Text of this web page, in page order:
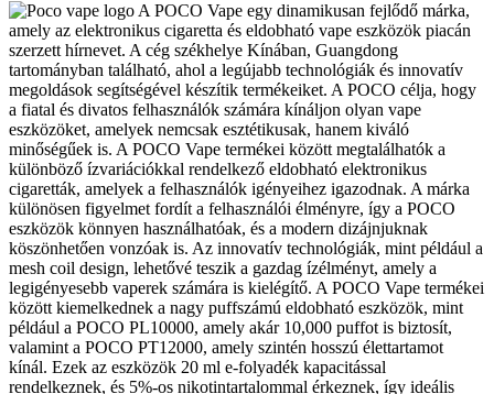
A POCO Vape egy dinamikusan fejlődő márka,
amely az elektronikus cigaretta és eldobható vape eszközök piacán
szerzett hírnevet. A cég székhelye Kínában, Guangdong
tartományban található, ahol a legújabb technológiák és innovatív
megoldások segítségével készítik termékeiket. A POCO célja, hogy
a fiatal és divatos felhasználók számára kínáljon olyan vape
eszközöket, amelyek nemcsak esztétikusak, hanem kiváló
minőségűek is. A POCO Vape termékei között megtalálhatók a
különböző ízvariációkkal rendelkező eldobható elektronikus
cigaretták, amelyek a felhasználók igényeihez igazodnak. A márka
különösen figyelmet fordít a felhasználói élményre, így a POCO
eszközök könnyen használhatóak, és a modern dizájnjuknak
köszönhetően vonzóak is. Az innovatív technológiák, mint például a
mesh coil design, lehetővé teszik a gazdag ízélményt, amely a
legigényesebb vaperek számára is kielégítő. A POCO Vape termékei
között kiemelkednek a nagy puffszámú eldobható eszközök, mint
például a POCO PL10000, amely akár 10,000 puffot is biztosít,
valamint a POCO PT12000, amely szintén hosszú élettartamot
kínál. Ezek az eszközök 20 ml e-folyadék kapacitással
rendelkeznek, és 5%-os nikotintartalommal érkeznek, így ideális